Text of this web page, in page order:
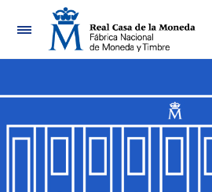
Navegación
Mostrar/Ocultar